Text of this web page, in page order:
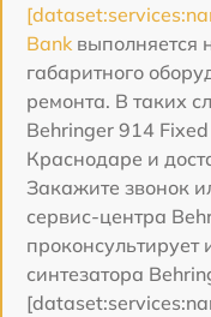
Bankвыполняется
габаритного
ремонта. В таких
Behringer 914
Краснодаре и
Закажите звонок
сервис-центра
проконсультирует
синтезатора